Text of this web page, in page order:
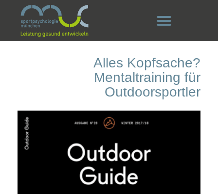
Alles Kopfsache?
Mentaltraining für
Outdoorsportler